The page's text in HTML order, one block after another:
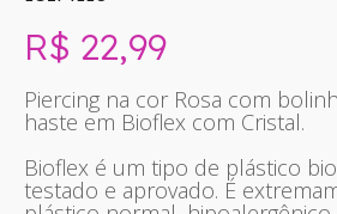
R$ 22,99
Piercing na cor Rosa com
haste em Bioflex com Cristal.
Bioflex é um tipo de plástico
testado e aprovado. É